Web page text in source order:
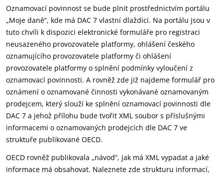
Oznamovací povinnost se bude plnit prostřednictvím portálu
„Moje daně“, kde má DAC 7 vlastní dlaždici. Na portálu jsou v
tuto chvíli k dispozici elektronické formuláře pro registraci
neusazeného provozovatele platformy, ohlášení českého
oznamujícího provozovatele platformy či ohlášení
provozovatele platformy o splnění podmínky vyloučení z
oznamovací povinnosti. A rovněž zde již najdeme formulář pro
oznámení o oznamované činnosti vykonávané oznamovaným
prodejcem, který slouží ke splnění oznamovací povinnosti dle
DAC 7 a jehož přílohu bude tvořit XML soubor s příslušnými
informacemi o oznamovaných prodejcích dle DAC 7 ve
struktuře publikované OECD.
OECD rovněž publikovala „návod“, jak má XML vypadat a jaké
informace má obsahovat. Naleznete zde strukturu informací,